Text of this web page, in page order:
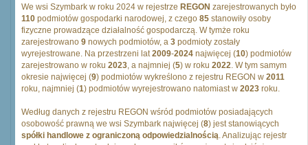
We wsi Szymbark w roku 2024 w rejestrze REGON zarejestrowanych było
110 podmiotów gospodarki narodowej, z czego 85 stanowiły osoby
fizyczne prowadzące działalność gospodarczą. W tymże roku
zarejestrowano 9 nowych podmiotów, a 3 podmioty zostały
wyrejestrowane. Na przestrzeni lat2009-2024 najwięcej (10) podmiotów
zarejestrowano w roku 2023, a najmniej (5) w roku 2022. W tym samym
okresie najwięcej (9) podmiotów wykreślono z rejestru REGON w 2011
roku, najmniej (1) podmiotów wyrejestrowano natomiast w 2023 roku.
Według danych z rejestru REGON wśród podmiotów posiadających
osobowość prawną we wsi Szymbark najwięcej (8) jest stanowiących
spółki handlowe z ograniczoną odpowiedzialnością. Analizując rejestr